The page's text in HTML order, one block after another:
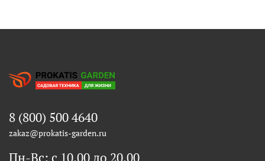
8 (800) 500 4640
zakaz@prokatis-garden.ru
Пн-Вс: с 10.00 до 20.00